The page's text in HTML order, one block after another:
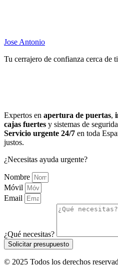
Jose Antonio
Tu cerrajero de confianza cerca de
Expertos en apertura de puertas,
cajas fuertes y sistemas de
Servicio urgente 24/7 en toda
justos.
¿Necesitas ayuda urgente?
Nombre
Móvil
Email
¿Qué necesitas?
Solicitar presupuesto
© 2025 Todos los derechos